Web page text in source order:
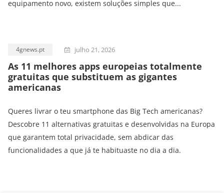
equipamento novo, existem soluções simples que...
4gnews.pt julho 21, 2026
As 11 melhores apps europeias totalmente
gratuitas que substituem as gigantes
americanas
Queres livrar o teu smartphone das Big Tech americanas?
Descobre 11 alternativas gratuitas e desenvolvidas na Europa
que garantem total privacidade, sem abdicar das
funcionalidades a que já te habituaste no dia a dia.